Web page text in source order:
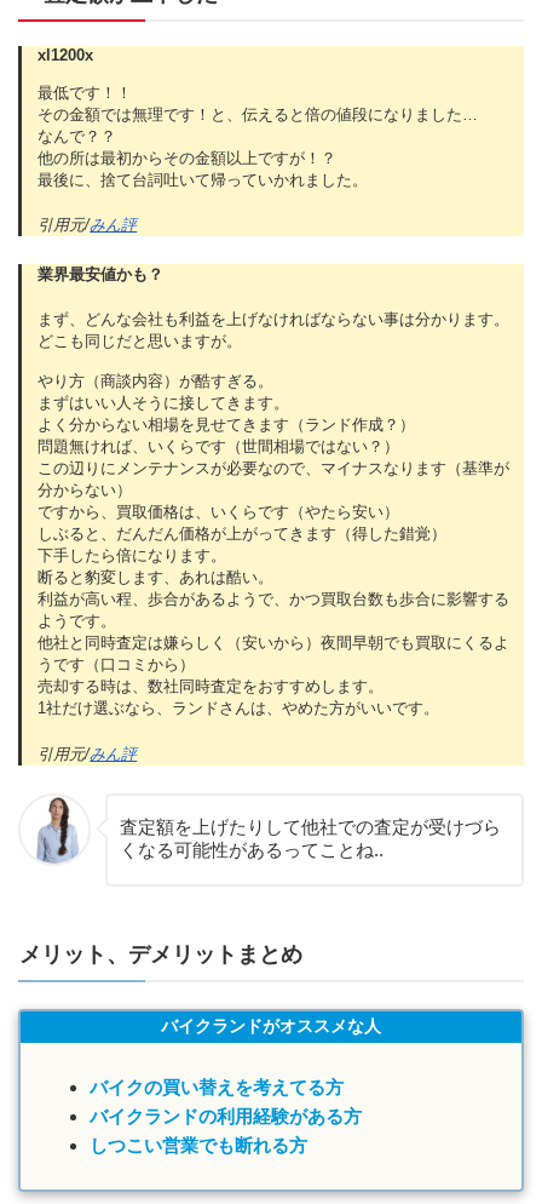
xl1200x
最低です！！
その金額では無理です！と、伝えると倍の値段になりました…
なんで？？
他の所は最初からその金額以上ですが！？
最後に、捨て台詞吐いて帰っていかれました。
引用元/みん評
業界最安値かも？
まず、どんな会社も利益を上げなければならない事は分かります。
どこも同じだと思いますが。
やり方（商談内容）が酷すぎる。
まずはいい人そうに接してきます。
よく分からない相場を見せてきます（ランド作成？）
問題無ければ、いくらです（世間相場ではない？）
この辺りにメンテナンスが必要なので、マイナスなります（基準が
分からない）
ですから、買取価格は、いくらです（やたら安い）
しぶると、だんだん価格が上がってきます（得した錯覚）
下手したら倍になります。
断ると豹変します、あれは酷い。
利益が高い程、歩合があるようで、かつ買取台数も歩合に影響する
ようです。
他社と同時査定は嫌らしく（安いから）夜間早朝でも買取にくるよ
うです（口コミから）
売却する時は、数社同時査定をおすすめします。
1社だけ選ぶなら、ランドさんは、やめた方がいいです。
引用元/みん評
査定額を上げたりして他社での査定が受けづら
くなる可能性があるってことね..
メリット、デメリットまとめ
バイクランドがオススメな人
バイクの買い替えを考えてる方
バイクランドの利用経験がある方
しつこい営業でも断れる方